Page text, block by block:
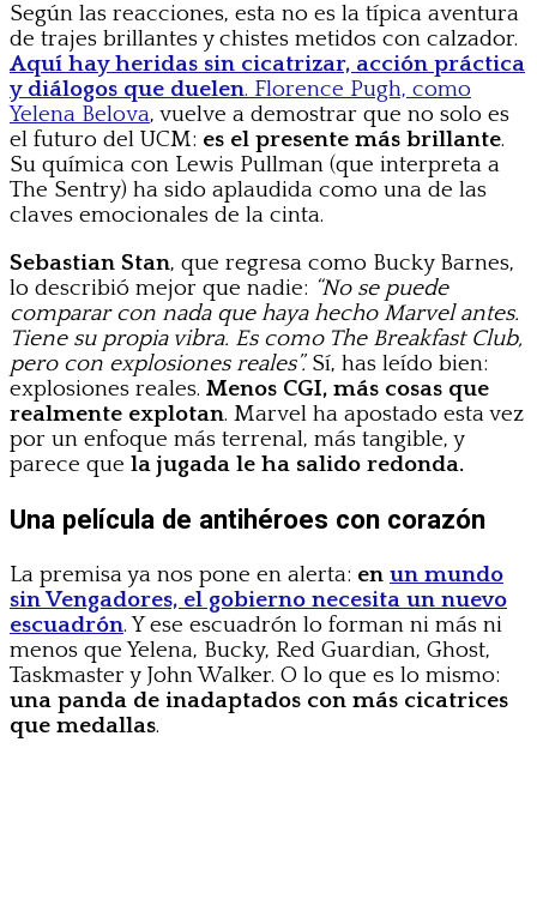
Según las reacciones, esta no es la típica aventura
de trajes brillantes y chistes metidos con calzador.
Aquí hay heridas sin cicatrizar, acción práctica
y diálogos que duelen. Florence Pugh, como
Yelena Belova, vuelve a demostrar que no solo es
el futuro del UCM: es el presente más brillante.
Su química con Lewis Pullman (que interpreta a
The Sentry) ha sido aplaudida como una de las
claves emocionales de la cinta.
Sebastian Stan, que regresa como Bucky Barnes,
lo describió mejor que nadie: “No se puede
comparar con nada que haya hecho Marvel antes.
Tiene su propia vibra. Es como The Breakfast Club,
pero con explosiones reales”.Sí, has leído bien:
explosiones reales. Menos CGI, más cosas que
realmente explotan. Marvel ha apostado esta vez
por un enfoque más terrenal, más tangible, y
parece que la jugada le ha salido redonda.
Una película de antihéroes con corazón
La premisa ya nos pone en alerta: en un mundo
sin Vengadores, el gobierno necesita un nuevo
escuadrón. Y ese escuadrón lo forman ni más ni
menos que Yelena, Bucky, Red Guardian, Ghost,
Taskmaster y John Walker. O lo que es lo mismo:
una panda de inadaptados con más cicatrices
que medallas.